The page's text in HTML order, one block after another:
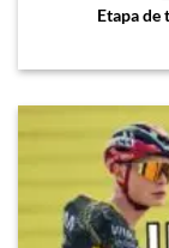
Etapa de